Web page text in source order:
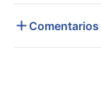
Comentarios